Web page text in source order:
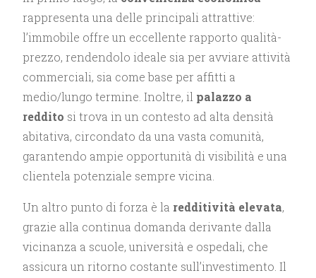
rappresenta una delle principali attrattive:
l’immobile offre un eccellente rapporto qualità-
prezzo, rendendolo ideale sia per avviare attività
commerciali, sia come base per affitti a
medio/lungo termine. Inoltre, il palazzo a
reddito si trova in un contesto ad alta densità
abitativa, circondato da una vasta comunità,
garantendo ampie opportunità di visibilità e una
clientela potenziale sempre vicina.
Un altro punto di forza è la redditività elevata,
grazie alla continua domanda derivante dalla
vicinanza a scuole, università e ospedali, che
assicura un ritorno costante sull’investimento. Il